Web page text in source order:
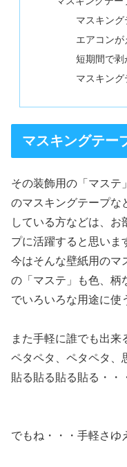
マスキン
エアコンが
短期間で剥
マスキン
マスキングテー
その装飾用の「マステ
のマスキングテープな
している方などは、お
プに活躍すると思いま
今はそんな壁紙用のマ
の「マステ」も色、柄
でいろいろな用途に使
また手軽に誰でも出来
ペタペタ、ペタペタ、
貼る貼る貼る貼る・・
でもね・・・手軽さゆ